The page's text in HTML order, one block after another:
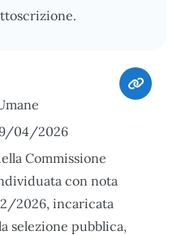
04/2026
Commissione
con nota
2026, incaricata
selezione pubblica,